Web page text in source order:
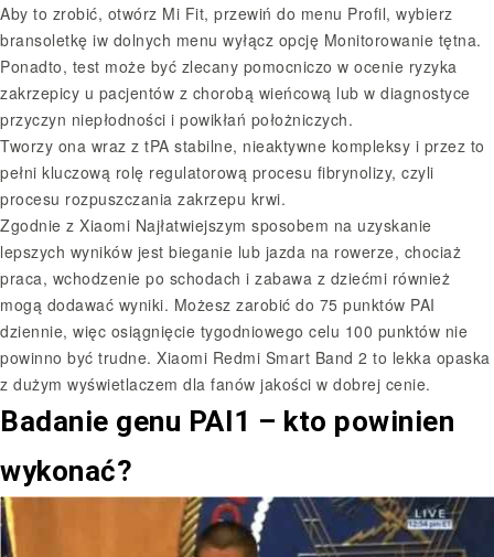
Aby to zrobić, otwórz Mi Fit, przewiń do menu Profil, wybierz
bransoletkę iw dolnych menu wyłącz opcję Monitorowanie tętna.
Ponadto, test może być zlecany pomocniczo w ocenie ryzyka
zakrzepicy u pacjentów z chorobą wieńcową lub w diagnostyce
przyczyn niepłodności i powikłań położniczych.
Tworzy ona wraz z tPA stabilne, nieaktywne kompleksy i przez to
pełni kluczową rolę regulatorową procesu fibrynolizy, czyli
procesu rozpuszczania zakrzepu krwi.
Zgodnie z Xiaomi Najłatwiejszym sposobem na uzyskanie
lepszych wyników jest bieganie lub jazda na rowerze, chociaż
praca, wchodzenie po schodach i zabawa z dziećmi również
mogą dodawać wyniki. Możesz zarobić do 75 punktów PAI
dziennie, więc osiągnięcie tygodniowego celu 100 punktów nie
powinno być trudne. Xiaomi Redmi Smart Band 2 to lekka opaska
z dużym wyświetlaczem dla fanów jakości w dobrej cenie.
Badanie genu PAI1 – kto powinien
wykonać?